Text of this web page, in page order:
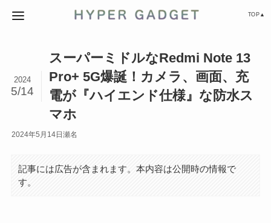
TOP▲
スーパーミドルなRedmi Note 13
Pro+ 5G爆誕！カメラ、画面、充
電が『ハイエンド仕様』な防水ス
マホ
2024
5/14
2024年5月14日 瀬名
記事には広告が含まれます。本内容は公開時の情報で
す。